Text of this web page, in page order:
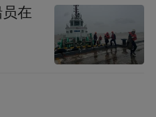
论关注，目前河南省
在